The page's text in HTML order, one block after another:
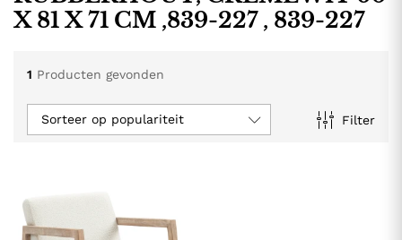
X 81 X 71 CM ,839-227 , 839-227
1 Producten gevonden
Filter
Sorteer op populariteit